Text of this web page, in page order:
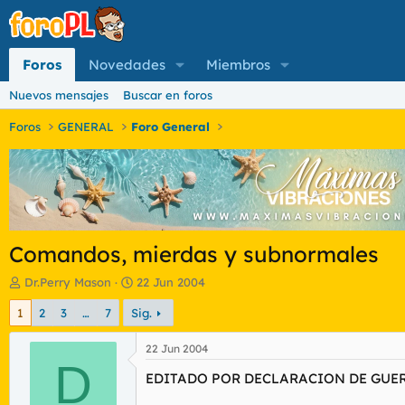
Foros Novedades Miembros
Nuevos mensajes Buscar en foros
Foros GENERAL Foro General
Comandos, mierdas y subnormales
I
n
c
Dr.Perry Mason
F
e
c
h
22 Jun 2004
1 2 3 … 7 Sig.
D
22 Jun 2004
EDITADO POR DECLARACION DE